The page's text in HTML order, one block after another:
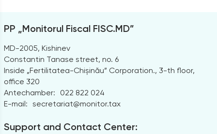
PP „Monitorul Fiscal FISC.MD”
MD-2005, Kishinev
Constantin Tanase street, no. 6
Inside „Fertilitatea-Chișinău” Corporation., 3-th floor,
office 320
Antechamber:
022 822 024
E-mail: secretariat@monitor.tax
Support and Contact Center: